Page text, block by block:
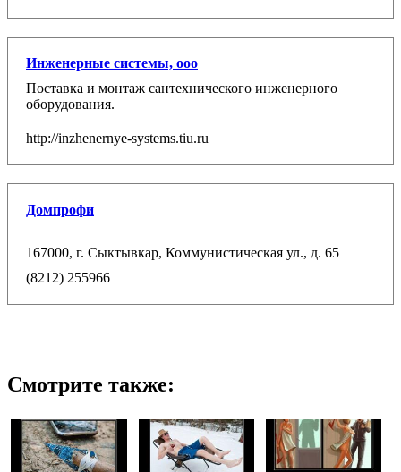
Инженерные системы, ооо
Поставка и монтаж сантехнического инженерного
оборудования.
http://inzhenernye-systems.tiu.ru
Домпрофи
167000, г. Сыктывкар, Коммунистическая ул., д. 65
(8212) 255966
Смотрите также: